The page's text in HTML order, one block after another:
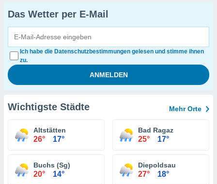
Das Wetter per E-Mail
Ich habe die Datenschutzbestimmungen gelesen und stimme ihnen
zu.
Wichtigste Städte Mehr Orte
Altstätten
26° 17°
Bad Ragaz
25° 17°
Buchs (Sg)
20° 14°
Diepoldsau
27° 18°